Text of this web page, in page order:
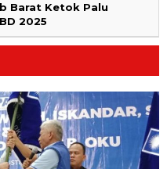
Barat Ketok Palu
2025